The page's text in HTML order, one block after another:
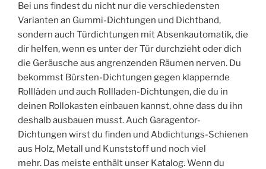
Bei uns findest du nicht nur die verschiedensten
Varianten an Gummi-Dichtungen und Dichtband,
sondern auch Türdichtungen mit Absenkautomatik, die
dir helfen, wenn es unter der Tür durchzieht oder dich
die Geräusche aus angrenzenden Räumen nerven. Du
bekommst Bürsten-Dichtungen gegen klappernde
Rollläden und auch Rollladen-Dichtungen, die du in
deinen Rollokasten einbauen kannst, ohne dass du ihn
deshalb ausbauen musst. Auch Garagentor-
Dichtungen wirst du finden und Abdichtungs-Schienen
aus Holz, Metall und Kunststoff und noch viel
mehr. Das meiste enthält unser Katalog. Wenn du